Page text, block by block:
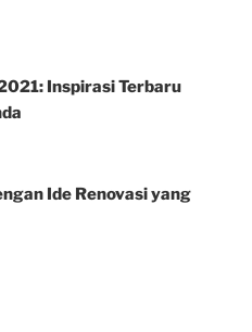
Inspirasi Terbaru
Ide Renovasi yang